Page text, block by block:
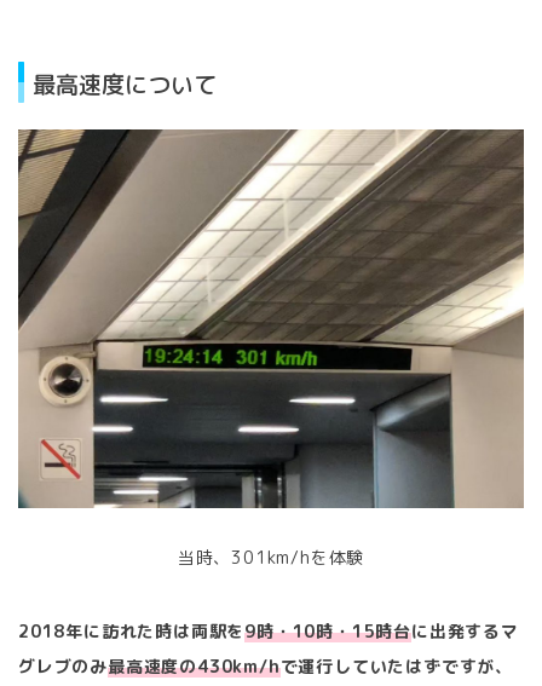
最高速度について
当時、301km/hを体験
2018年に訪れた時は両駅を9時・10時・15時台に出発するマ
グレブのみ最高速度の430km/hで運行していたはずですが、